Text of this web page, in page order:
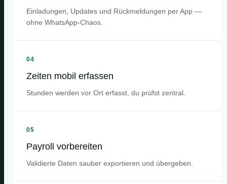
Einladungen, Updates und Rückmeldungen per App —
ohne WhatsApp-Chaos.
04
Zeiten mobil erfassen
Stunden werden vor Ort erfasst, du prüfst zentral.
05
Payroll vorbereiten
Validierte Daten sauber exportieren und übergeben.